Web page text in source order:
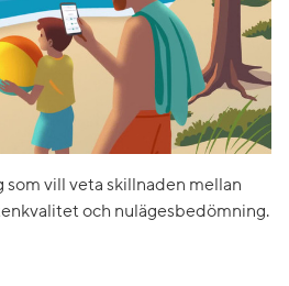
vill veta skillnaden mellan
och nulägesbedömning.